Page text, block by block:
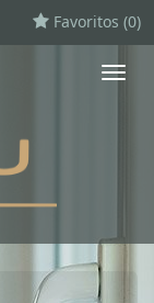
Favoritos (0)